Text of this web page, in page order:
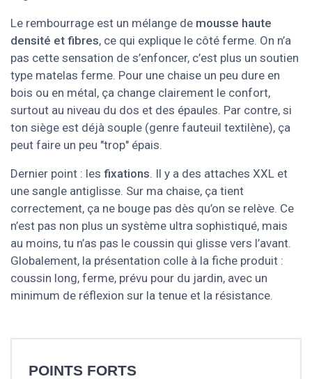
Le rembourrage est un mélange de mousse haute
densité et fibres, ce qui explique le côté ferme. On n’a
pas cette sensation de s’enfoncer, c’est plus un soutien
type matelas ferme. Pour une chaise un peu dure en
bois ou en métal, ça change clairement le confort,
surtout au niveau du dos et des épaules. Par contre, si
ton siège est déjà souple (genre fauteuil textilène), ça
peut faire un peu "trop" épais.
Dernier point : les fixations. Il y a des attaches XXL et
une sangle antiglisse. Sur ma chaise, ça tient
correctement, ça ne bouge pas dès qu’on se relève. Ce
n’est pas non plus un système ultra sophistiqué, mais
au moins, tu n’as pas le coussin qui glisse vers l’avant.
Globalement, la présentation colle à la fiche produit :
coussin long, ferme, prévu pour du jardin, avec un
minimum de réflexion sur la tenue et la résistance.
POINTS FORTS